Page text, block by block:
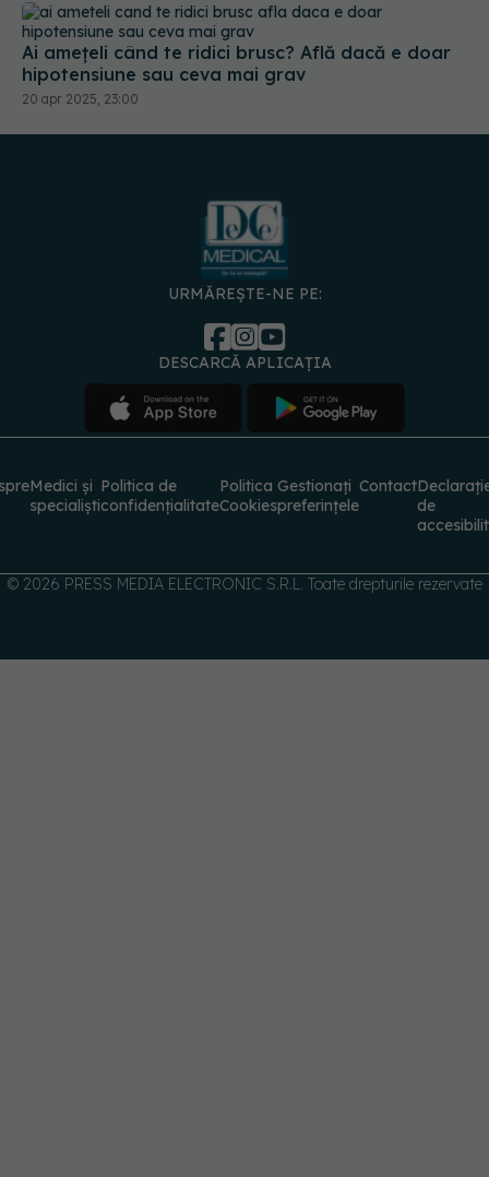
20 apr 2025, 23:00
URMĂREȘTE-NE PE:
DESCARCĂ APLICAȚIA
Politica de
confidențialitate
Cookies
Gestionați
preferințele
© 2026 PRESS MEDIA ELECTRONIC S.R.L. Toate drepturile rezervate